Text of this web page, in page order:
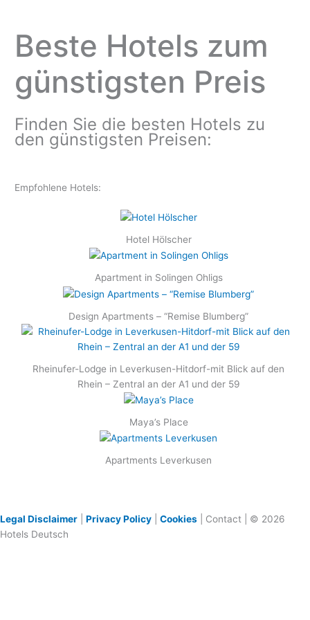
contentBeste Hotels zum
günstigsten Preis
Finden Sie die besten Hotels zu
den günstigsten Preisen:
Empfohlene Hotels:
Hotel Hölscher
Apartment in Solingen Ohligs
Design Apartments – “Remise Blumberg”
Rheinufer-Lodge in Leverkusen-Hitdorf-mit Blick auf den
Rhein – Zentral an der A1 und der 59
Maya’s Place
Apartments Leverkusen
Legal Disclaimer Privacy Policy Cookies | Contact | © 2026
Hotels Deutsch